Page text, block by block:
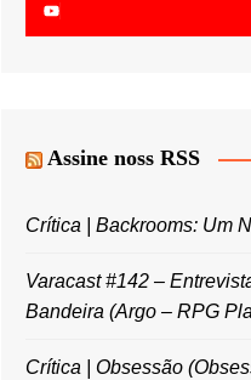
Assine noss RSS
Crítica | Backrooms: Um
Varacast #142 –
Bandeira (Argo – RPG
Crítica | Obsessão